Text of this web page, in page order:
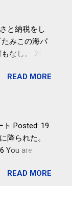
を筑波大の
善が期待で
因ではない
いう。 正田
を毎日３０
」 - ニュー
）
と納税をし
みこの海パ
なし。 2年
ボランティ
災地の少し
、貰えると
わってきて
と納税が節
げていない
個人住民税
READ MORE
ト Posted: 19
降られた。
You are
receiving
READ MORE